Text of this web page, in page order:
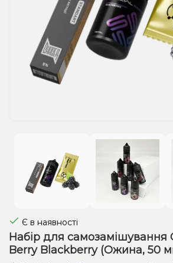
Рідини для електронних сигарет
Подарункові набори
Уцінка
Є в наявності
Набір для самозамішування
Berry Blackberry (Ожина, 50